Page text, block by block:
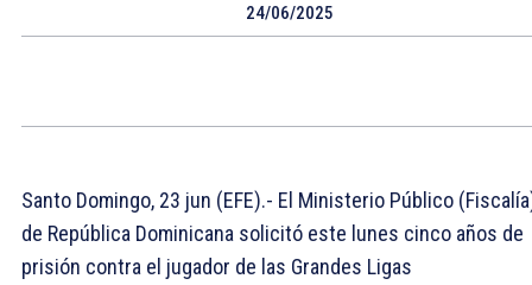
24/06/2025
Santo Domingo, 23 jun (EFE).- El Ministerio Público
de República Dominicana solicitó este lunes cinco años de
prisión contra el jugador de las Grandes Ligas